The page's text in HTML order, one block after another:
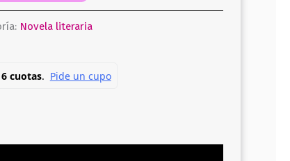
Novela literaria